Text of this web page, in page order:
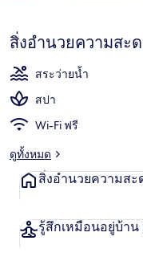
เฉพาะ
สิ่งอำนวยความสะ
สระว่ายน้ำ
สปา
Wi-Fi ฟรี
ดูทั้งหมด
สิ่งอำนวยความสะ
รู้สึกเหมือนอยู่บ้าน